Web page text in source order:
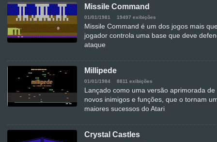
Missile Command
01/01/1981 19497 exibições
Missile Command é um dos jogos mais
jogador controla uma base que deve
ataque
Millipede
01/01/1984 8811 exibições
Lançado como uma versão aprimorada
novos inimigos e funções, que o tornam
maiores sucessos do Atari
Crystal Castles